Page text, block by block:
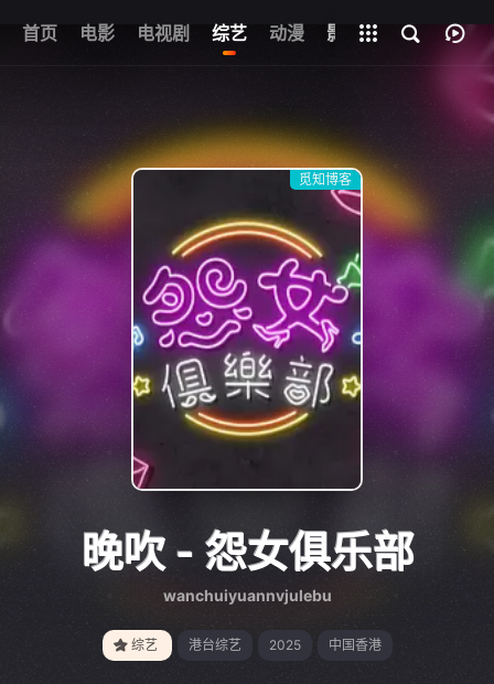
首页 电影 电视剧 综艺 动漫 影视
全部影片
gt 0"}
觅知博客
晚吹 - 怨女俱乐部
wanchuiyuannvjulebu
综艺 港台综艺 2025 中国香港